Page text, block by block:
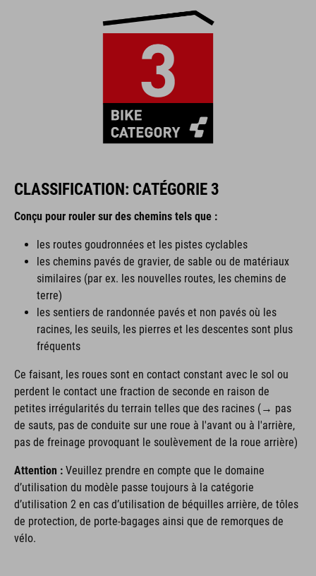
CLASSIFICATION: CATÉGORIE 3
Conçu pour rouler sur des chemins tels que :
les routes goudronnées et les pistes cyclables
les chemins pavés de gravier, de sable ou de matériaux
similaires (par ex. les nouvelles routes, les chemins de
terre)
les sentiers de randonnée pavés et non pavés où les
racines, les seuils, les pierres et les descentes sont plus
fréquents
Ce faisant, les roues sont en contact constant avec le sol ou
perdent le contact une fraction de seconde en raison de
petites irrégularités du terrain telles que des racines (→ pas
de sauts, pas de conduite sur une roue à l'avant ou à l'arrière,
pas de freinage provoquant le soulèvement de la roue arrière)
Attention : Veuillez prendre en compte que le domaine
d’utilisation du modèle passe toujours à la catégorie
d’utilisation 2 en cas d’utilisation de béquilles arrière, de tôles
de protection, de porte-bagages ainsi que de remorques de
vélo.